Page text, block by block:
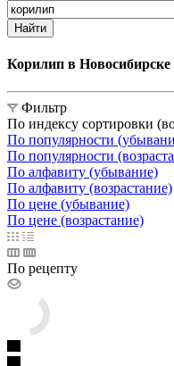
Найти
Корилип в Новосибирске
Фильтр
По индексу сортировки
По популярности
По популярности
По алфавиту (убывание)
По алфавиту (возрастание)
По цене (убывание)
По цене (возрастание)
По рецепту